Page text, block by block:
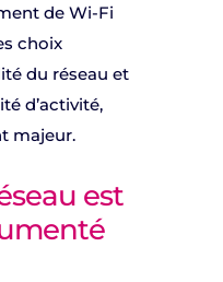
de Wi-Fi
choix
du réseau et
d’activité,
majeur.
est